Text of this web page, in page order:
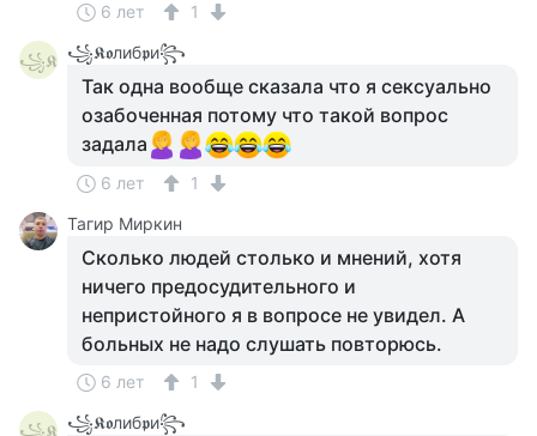
6 лет 1
꧁𝕶 ꧁𝕶𝖔либ𝖕и꧂
Так одна вообще сказала что я сексуально
озабоченная потому что такой вопрос
задала
6 лет
1
Тагир Миркин
Сколько людей столько и мнений, хотя
ничего предосудительного и
непристойного я в вопросе не увидел. А
больных не надо слушать повторюсь.
6 лет 1
꧁𝕶 ꧁𝕶𝖔либ𝖕и꧂